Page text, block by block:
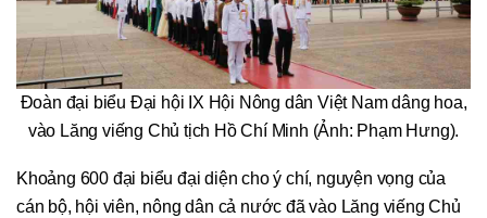
Đoàn đại biểu Đại hội IX Hội Nông dân Việt Nam dâng hoa,
vào Lăng viếng Chủ tịch Hồ Chí Minh (Ảnh: Phạm Hưng).
Khoảng 600 đại biểu đại diện cho ý chí, nguyện vọng của
cán bộ, hội viên, nông dân cả nước đã vào Lăng viếng Chủ